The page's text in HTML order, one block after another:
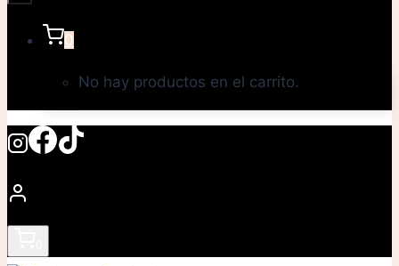
0
No hay productos en el carrito.